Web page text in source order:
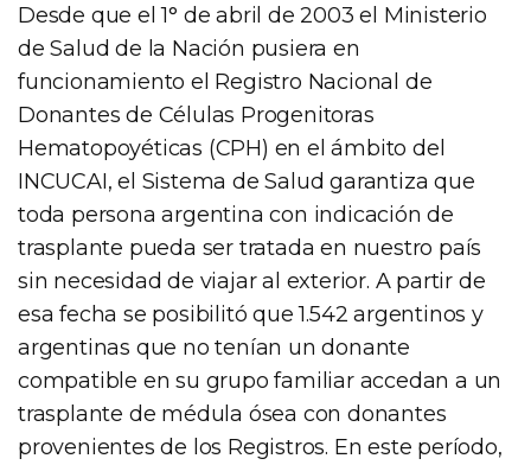
Desde que el 1° de abril de 2003 el Ministerio
de Salud de la Nación pusiera en
funcionamiento el Registro Nacional de
Donantes de Células Progenitoras
Hematopoyéticas (CPH) en el ámbito del
INCUCAI, el Sistema de Salud garantiza que
toda persona argentina con indicación de
trasplante pueda ser tratada en nuestro país
sin necesidad de viajar al exterior. A partir de
esa fecha se posibilitó que 1.542 argentinos y
argentinas que no tenían un donante
compatible en su grupo familiar accedan a un
trasplante de médula ósea con donantes
provenientes de los Registros. En este período,